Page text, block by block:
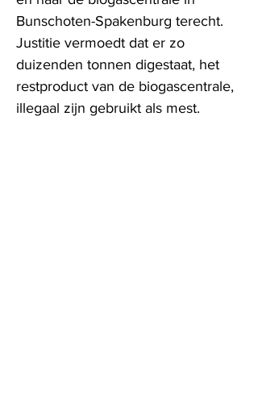
Bunschoten-Spakenburg terecht.
Justitie vermoedt dat er zo
duizenden tonnen digestaat, het
restproduct van de biogascentrale,
illegaal zijn gebruikt als mest.